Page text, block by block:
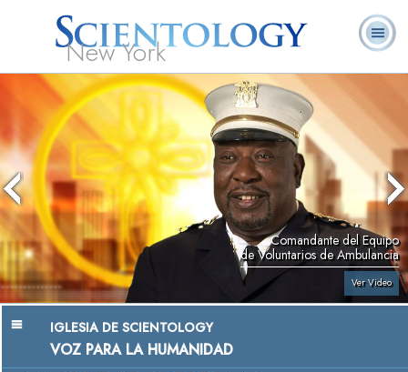
New York
Acerca de
Nosotros
L. Ronald
Hubbard
¿Qué es
Scientology?
Ministros
Voluntarios
Preguntas
Frecuentes
Comandante del Equipo
de Voluntarios de Ambulancia
Ver Video
IGLESIA DE SCIENTOLOGY
VOZ PARA LA HUMANIDAD